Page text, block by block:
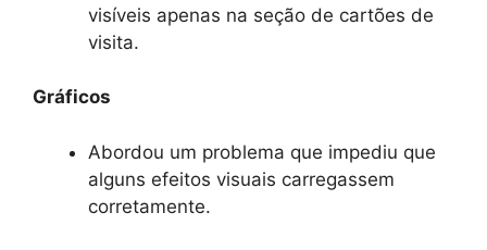
visíveis apenas na seção de cartões de
visita.
Gráficos
Abordou um problema que impediu que
alguns efeitos visuais carregassem
corretamente.